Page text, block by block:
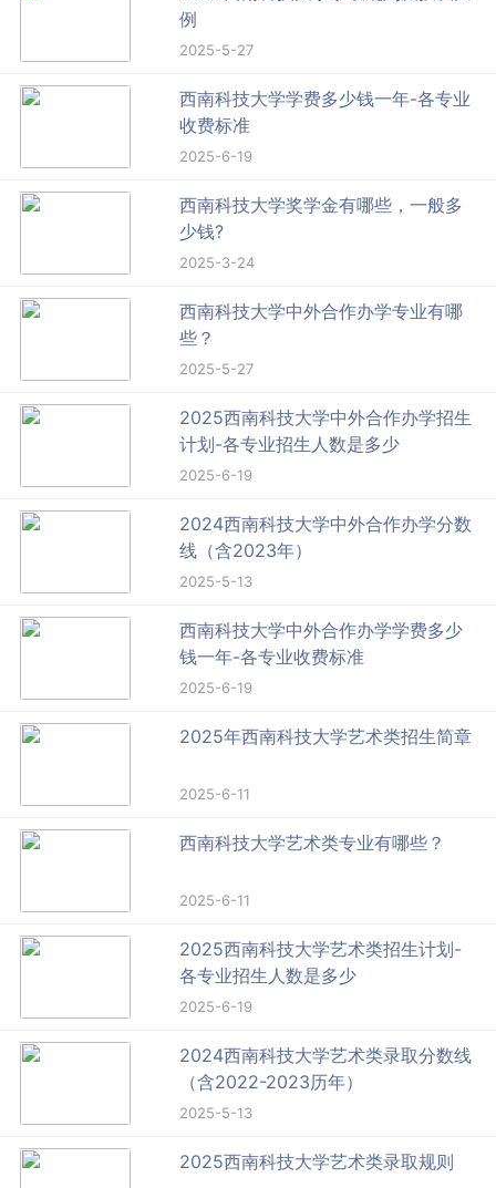
例
2025-5-27
西南科技大学学费多少钱一年-各专业
收费标准
2025-6-19
西南科技大学奖学金有哪些，一般多
少钱?
2025-3-24
西南科技大学中外合作办学专业有哪
些？
2025-5-27
2025西南科技大学中外合作办学招生
计划-各专业招生人数是多少
2025-6-19
2024西南科技大学中外合作办学分数
线（含2023年）
2025-5-13
西南科技大学中外合作办学学费多少
钱一年-各专业收费标准
2025-6-19
2025年西南科技大学艺术类招生简章
2025-6-11
西南科技大学艺术类专业有哪些？
2025-6-11
2025西南科技大学艺术类招生计划-
各专业招生人数是多少
2025-6-19
2024西南科技大学艺术类录取分数线
（含2022-2023历年）
2025-5-13
2025西南科技大学艺术类录取规则